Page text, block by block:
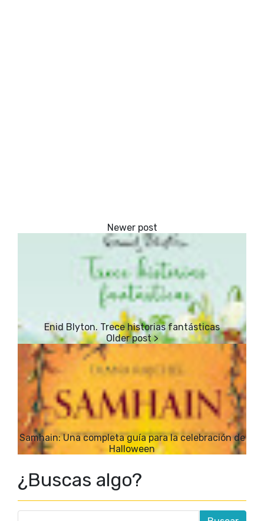
Enid Blyton. Trece historias fantásticas
Samhain: Una completa guía para la celebración de
Halloween
¿Buscas algo?